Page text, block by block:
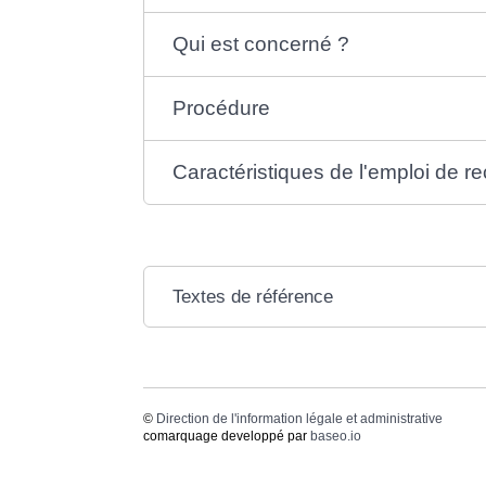
Qui est concerné ?
Procédure
Caractéristiques de l'emploi de
Textes de référence
© Direction de l'information légale et administrative
comarquage developpé par baseo.io